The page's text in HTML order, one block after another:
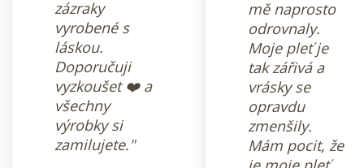
zázraky
vyrobené s
láskou.
Doporučuji
vyzkoušet ❤️ a
všechny
výrobky si
zamilujete."
mě naprosto
odrovnaly.
Moje pleť je
tak zářivá a
vrásky se
opravdu
zmenšily.
Mám pocit, že